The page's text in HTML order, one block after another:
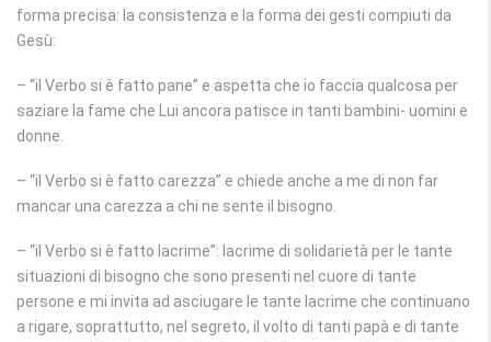
forma precisa: la consistenza e la forma dei gesti compiuti da
Gesù:
– “il Verbo si è fatto pane” e aspetta che io faccia qualcosa per
saziare la fame che Lui ancora patisce in tanti bambini- uomini e
donne.
– “il Verbo si è fatto carezza” e chiede anche a me di non far
mancar una carezza a chi ne sente il bisogno.
– “il Verbo si è fatto lacrime”: lacrime di solidarietà per le tante
situazioni di bisogno che sono presenti nel cuore di tante
persone e mi invita ad asciugare le tante lacrime che continuano
a rigare, soprattutto, nel segreto, il volto di tanti papà e di tante